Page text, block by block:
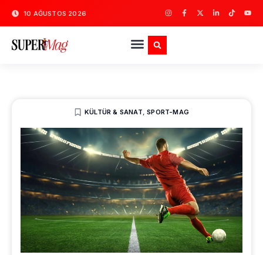
10 AĞUSTOS 2026
KÜLTÜR & SANAT,SPORT-MAG